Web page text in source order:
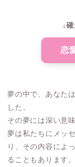
↓
恋
夢の中で、あなた
した。
その夢には深い意
夢は私たちにメッ
り、その内容によ
ることもあります。